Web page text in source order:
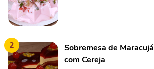
2
Sobremesa de Maracujá
com Cereja